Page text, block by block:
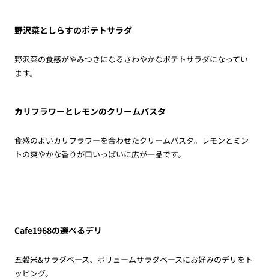
野沢菜としらすのポテトサラダ
野沢菜の食感がやみつきになるさわやかなポテトサラダになってい
ます。
カリフラワーとレモンのクリームパスタ
食感のよいカリフラワーを合わせたクリームパスタ。レモンとミン
トの爽やかな香りが口いっぱいに広が一品です。
Cafe1968の選べるデリ
五穀米&サラダベース、ボリュームサラダベースにお好みのデリをト
ッピング。